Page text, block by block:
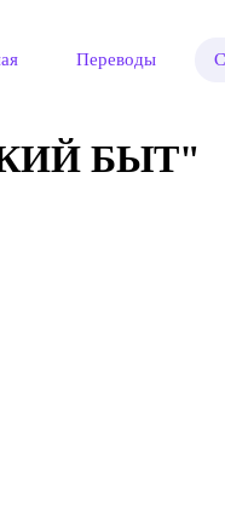
Переводы
БЫТ"